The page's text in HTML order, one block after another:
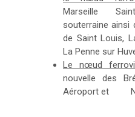
Marseille
souterraine
de Saint Louis,
La Penne sur
Le nœud
nouvelle des
Aéroport et